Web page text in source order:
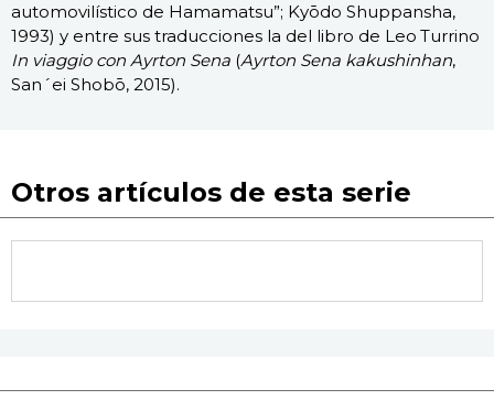
automovilístico de Hamamatsu”; Kyōdo Shuppansha,
1993) y entre sus traducciones la del libro de Leo Turrino
In viaggio con Ayrton Sena(Ayrton Sena kakushinhan,
San´ei Shobō, 2015).
Otros artículos de esta serie